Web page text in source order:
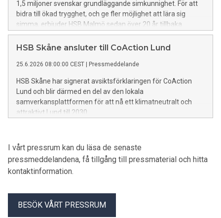
1,5 miljoner svenskar grundläggande simkunnighet. För att
bidra till ökad trygghet, och ge fler möjlighet att lära sig
simma, erbjuder HSB Malmö sedan över 20 år tillbaka
kostnadsfri sommarsimskola för sina medlemmar. Initiativet
har lockat många intresserade även i år.
HSB Skåne ansluter till CoAction Lund
25.6.2026 08:00:00 CEST Pressmeddelande
HSB Skåne har signerat avsiktsförklaringen för CoAction
Lund och blir därmed en del av den lokala
samverkansplattformen för att nå ett klimatneutralt och
attraktivt Lund till 2030.
I vårt pressrum kan du läsa de senaste
pressmeddelandena, få tillgång till pressmaterial och hitta
kontaktinformation.
BESÖK VÅRT PRESSRUM